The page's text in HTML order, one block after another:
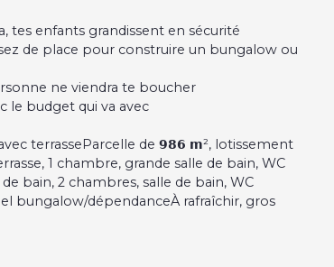
tes enfants grandissent en sécurité
de place pour construire un bungalow ou
ne viendra te boucher
le budget qui va avec
terrasseParcelle de 𝟵𝟴𝟲 𝗺², lotissement
1 chambre, grande salle de bain, WC
bain, 2 chambres, salle de bain, WC
bungalow/dépendanceÀ rafraîchir, gros